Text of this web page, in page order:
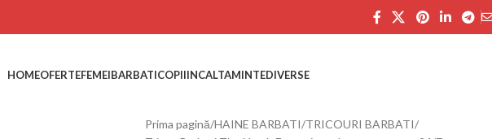
HOMEOFERTEFEMEIBARBATICOPIIINCALTAMINTEDIVERSE
Prima pagină HAINE BARBATI TRICOURI BARBATI